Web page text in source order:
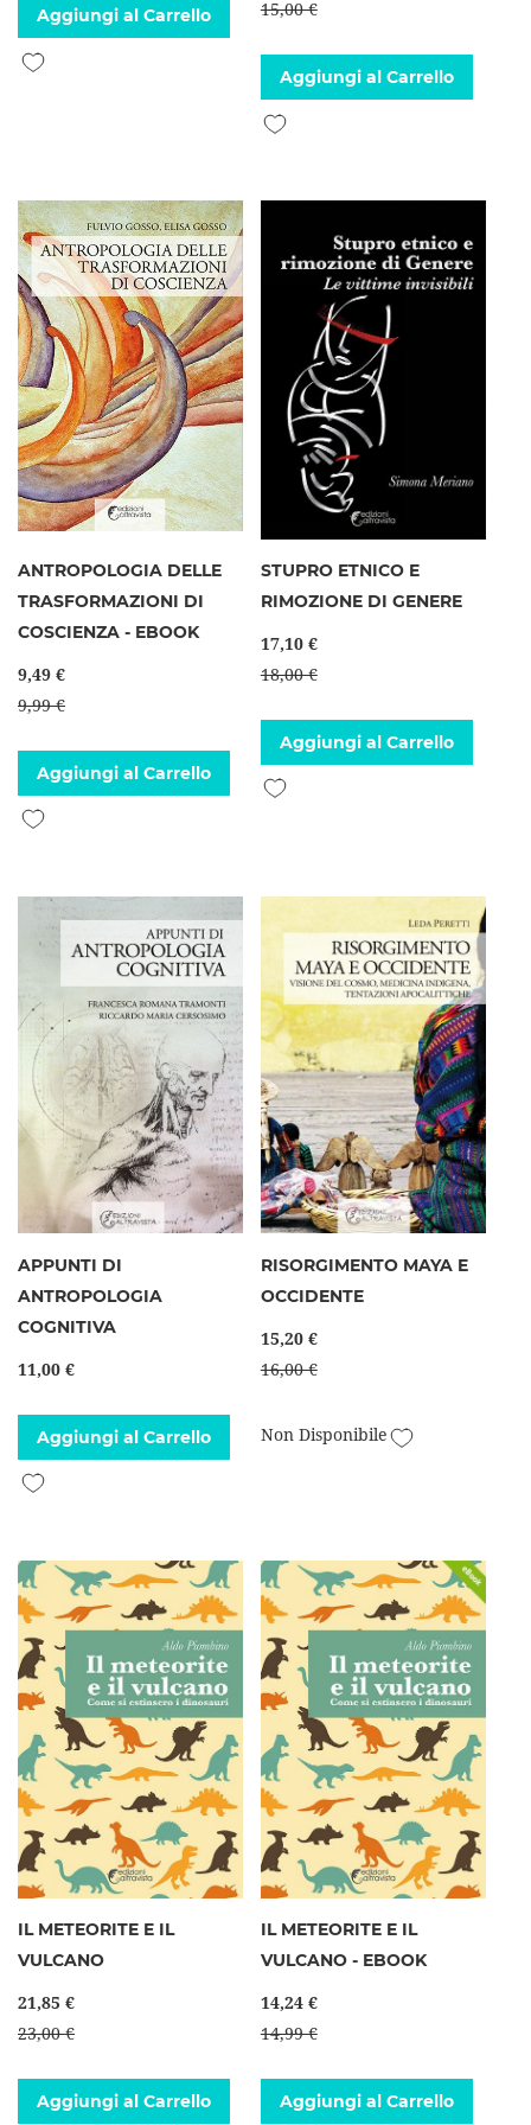
Aggiungi al Carrello
Aggiungi alla lista desideri
15,00 €
Aggiungi al Carrello
Aggiungi alla lista desideri
ANTROPOLOGIA DELLE
TRASFORMAZIONI DI
COSCIENZA - EBOOK
9,49 €
9,99 €
Aggiungi al Carrello
Aggiungi alla lista desideri
STUPRO ETNICO E
RIMOZIONE DI GENERE
17,10 €
18,00 €
Aggiungi al Carrello
Aggiungi alla lista desideri
APPUNTI DI
ANTROPOLOGIA
COGNITIVA
11,00 €
Aggiungi al Carrello
Aggiungi alla lista desideri
RISORGIMENTO MAYA E
OCCIDENTE
15,20 €
16,00 €
Non Disponibile Aggiungi alla
IL METEORITE E IL
VULCANO
21,85 €
23,00 €
Aggiungi al Carrello
IL METEORITE E IL
VULCANO - EBOOK
14,24 €
14,99 €
Aggiungi al Carrello